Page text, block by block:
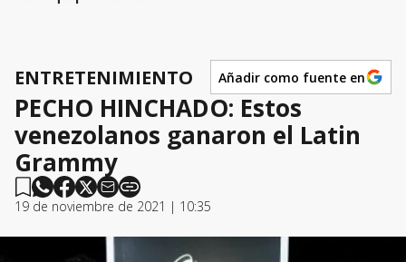
ENTRETENIMIENTO Añadir como fuente en
PECHO HINCHADO: Estos
venezolanos ganaron el Latin
Grammy
19 de noviembre de 2021 | 10:35